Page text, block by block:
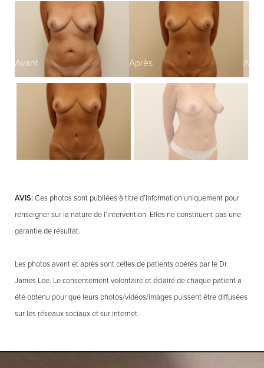
Avant Après
AVIS:Ces photos sont publiées à titre d’information uniquement pour
renseigner sur la nature de l’intervention. Elles ne constituent pas une
garantie de résultat.
Les photos avant et après sont celles de patients opérés par le Dr
James Lee. Le consentement volontaire et éclairé de chaque patient a
été obtenu pour que leurs photos/vidéos/images puissent être diffusées
sur les réseaux sociaux et sur internet.